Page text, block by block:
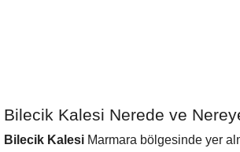
Bilecik Kalesi Nerede ve
Bilecik Kalesi Marmara bölgesinde yer